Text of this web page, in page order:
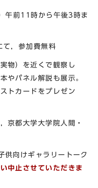
前11時から午後3時ま
，参加費無料
物）を近くで観察し
やパネル解説も展示。
トカードをプレゼン
都大学大学院人間・
供向けギャラリートーク
中止させていただきま